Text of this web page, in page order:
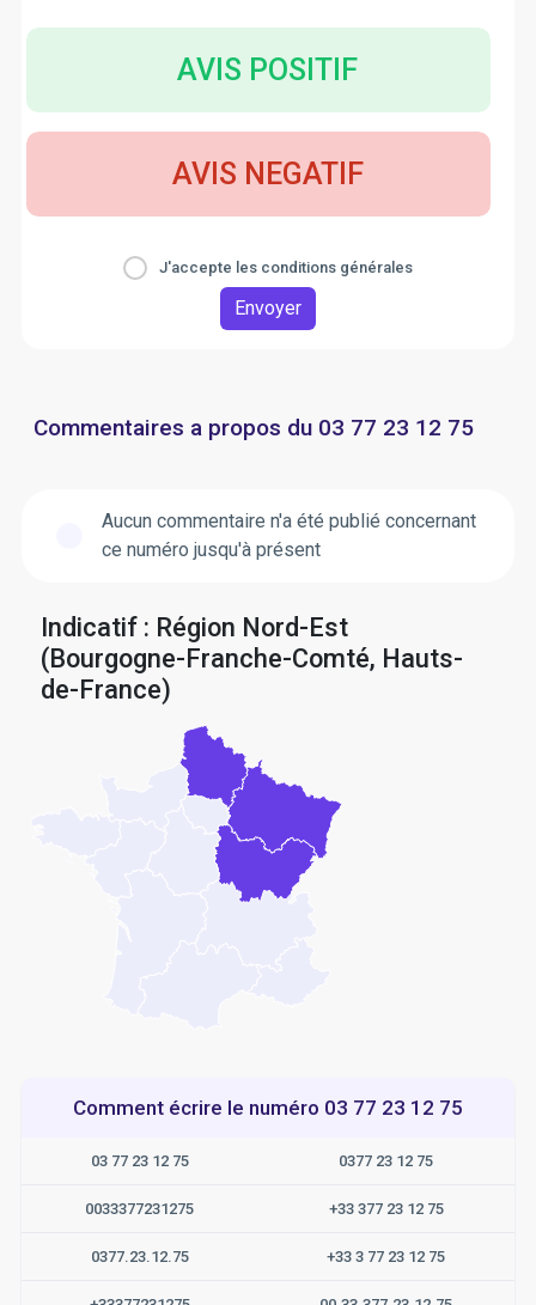
AVIS POSITIF
AVIS NEGATIF
J'accepte les conditions générales
Envoyer
Commentaires a propos du 03 77 23 12 75
Aucun commentaire n'a été publié concernant
ce numéro jusqu'à présent
Indicatif : Région Nord-Est
(Bourgogne-Franche-Comté, Hauts-
de-France)
Comment écrire le numéro 03 77 23 12 75
03 77 23 12 75 0377 23 12 75
0033377231275 +33 377 23 12 75
0377.23.12.75 +33 3 77 23 12 75